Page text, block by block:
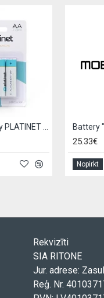
25.33€
Nopirkt
Rekvizīti
SIA RITONE
Jur. adrese:
Reģ. Nr.